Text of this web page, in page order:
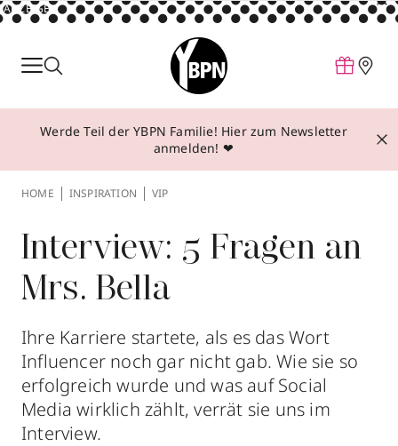
ANZEIGE
Parfum
Make-up
Behandlungen
Über YBPN
Aktionen
Storefinder
Werde Teil der YBPN Familie! Hier zum Newsletter
anmelden! ❤
HOME INSPIRATION VIP
Interview: 5 Fragen an
Mrs. Bella
Ihre Karriere startete, als es das Wort
Influencer noch gar nicht gab. Wie sie so
erfolgreich wurde und was auf Social
Media wirklich zählt, verrät sie uns im
Interview.